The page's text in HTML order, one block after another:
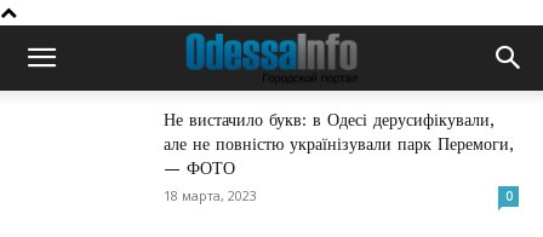
Не вистачило букв: в Одесі дерусифікували,
але не повністю українізували парк Перемоги,
— ФОТО
18 марта, 2023 0